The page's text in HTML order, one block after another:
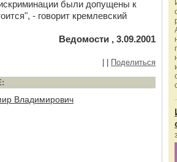
были допущены к
- говорит кремлевский
Ведомости , 3.09.2001
Поделиться
Владимирович